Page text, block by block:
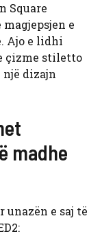
Square
e
Ajo e lidhi
çizme stiletto
një dizajn
madhe
e saj të